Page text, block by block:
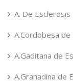
A. De
A.Cordobesa
A.Gaditana de
A.Granadina de